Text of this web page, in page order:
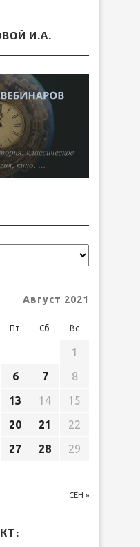
И.А.
Август 2021
Пт Сб Вс
СЕН »
1
6 7
8
13 14
15
20 21
22
27 28
29